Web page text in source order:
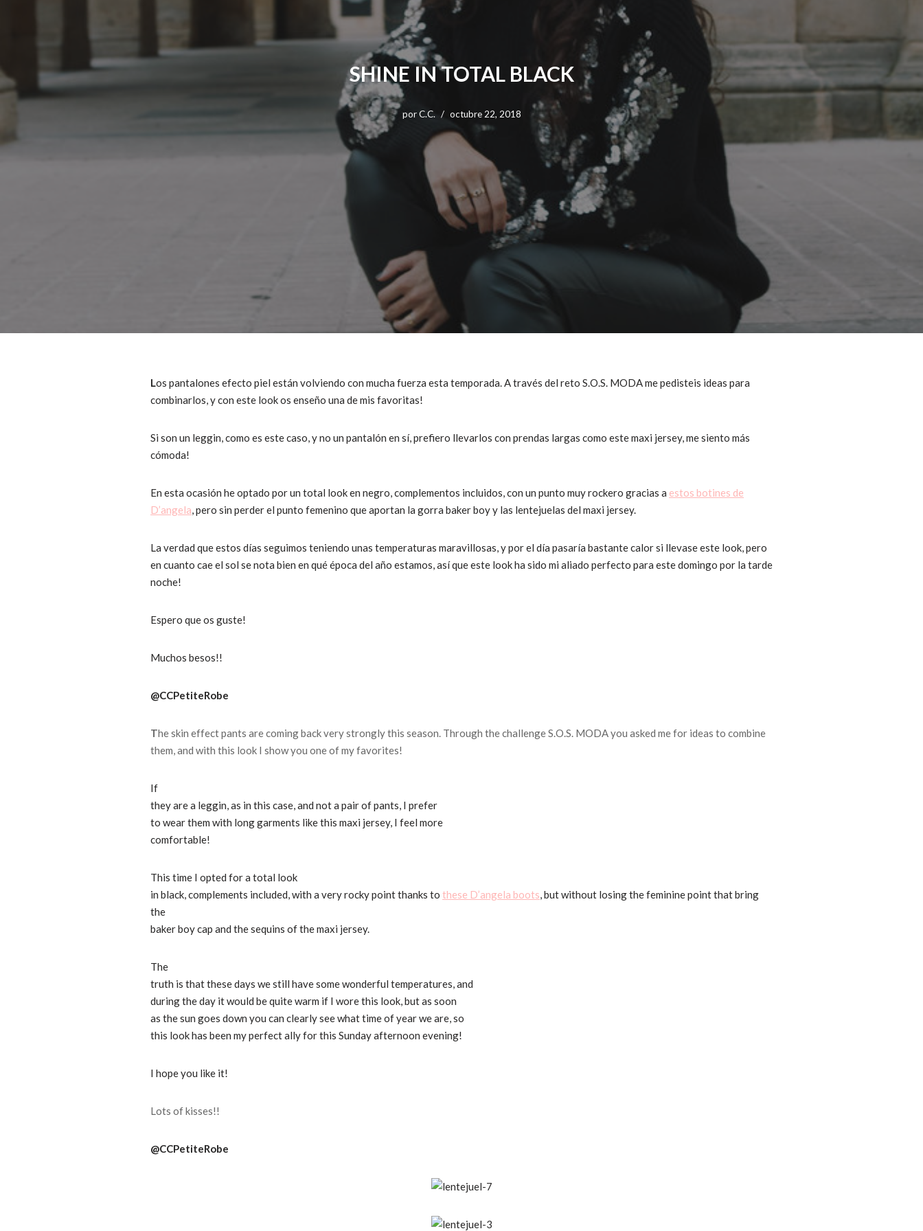
SHINE IN TOTAL BLACK
porC.C. octubre 22, 2018
Los pantalones efecto piel están volviendo con mucha fuerza esta temporada. A través del reto S.O.S. MODA me pedisteis ideas para
combinarlos, y con este look os enseño una de mis favoritas!
Si son un leggin, como es este caso, y no un pantalón en sí, prefiero llevarlos con prendas largas como este maxi jersey, me siento más
cómoda!
En esta ocasión he optado por un total look en negro, complementos incluidos, con un punto muy rockero gracias a estos botines de
D’angela, pero sin perder el punto femenino que aportan la gorra baker boy y las lentejuelas del maxi jersey.
La verdad que estos días seguimos teniendo unas temperaturas maravillosas, y por el día pasaría bastante calor si llevase este look, pero
en cuanto cae el sol se nota bien en qué época del año estamos, así que este look ha sido mi aliado perfecto para este domingo por la tarde
noche!
Espero que os guste!
Muchos besos!!
@CCPetiteRobe
The skin effect pants are coming back very strongly this season. Through the challenge S.O.S. MODA you asked me for ideas to combine
them, and with this look I show you one of my favorites!
If
they are a leggin, as in this case, and not a pair of pants, I prefer
to wear them with long garments like this maxi jersey, I feel more
comfortable!
This time I opted for a total look
in black, complements included, with a very rocky point thanks to these D’angela boots, but without losing the feminine point that bring
the
baker boy cap and the sequins of the maxi jersey.
The
truth is that these days we still have some wonderful temperatures, and
during the day it would be quite warm if I wore this look, but as soon
as the sun goes down you can clearly see what time of year we are, so
this look has been my perfect ally for this Sunday afternoon evening!
I hope you like it!
Lots of kisses!!
@CCPetiteRobe